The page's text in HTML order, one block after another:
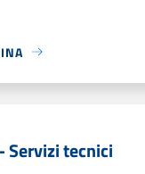
Servizi tecnici